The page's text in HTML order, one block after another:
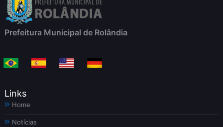
Prefeitura Municipal de Rolândia
Links
Home
Notícias